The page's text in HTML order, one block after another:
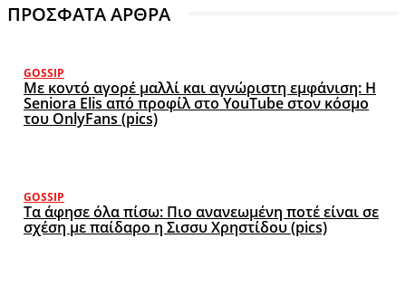
ΠΡΟΣΦΑΤΑ ΑΡΘΡΑ
GOSSIP
Με κοντό αγορέ μαλλί και αγνώριστη εμφάνιση: Η
Seniora Elis από προφίλ στο YouTube στον κόσμο
του OnlyFans (pics)
GOSSIP
Τα άφησε όλα πίσω: Πιο ανανεωμένη ποτέ είναι σε
σχέση με παίδαρο η Σισσυ Χρηστίδου (pics)